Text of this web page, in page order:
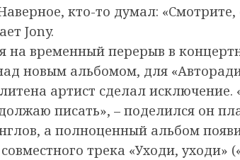
кто-то думал:
Jony.
на временный перерыв в
новым альбомом, для
артист сделал исключение.
писать», – поделился он
а полноценный альбом
трека «Уходи, уходи»